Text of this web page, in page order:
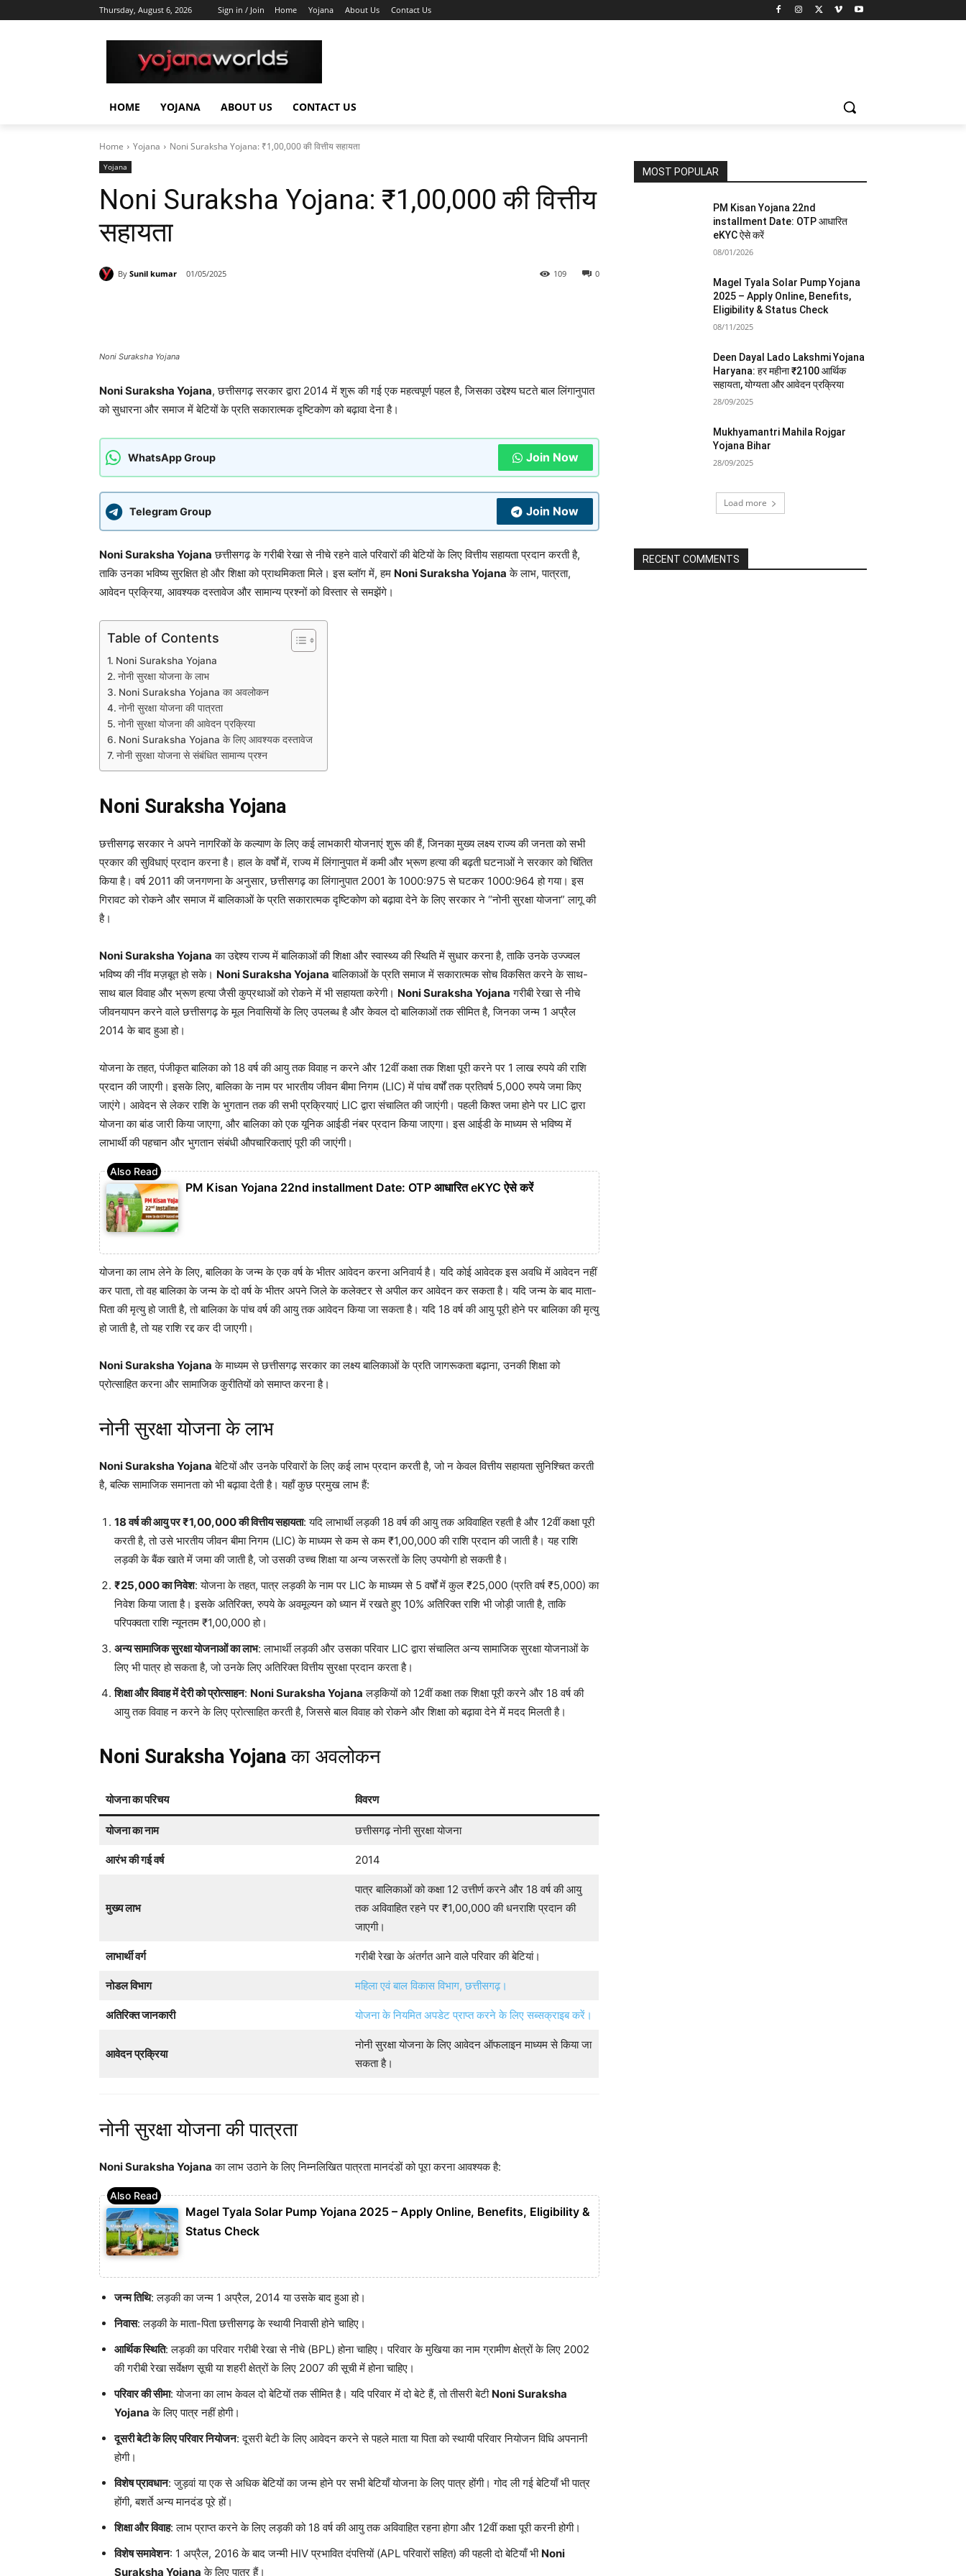
Thursday, August 6, 2026 Sign in / Join Home Yojana About Us Contact Us
HOME YOJANA ABOUT US CONTACT US
Home Yojana Noni Suraksha Yojana: ₹1,00,000 की वित्तीय सहायता
Yojana
Noni Suraksha Yojana: ₹1,00,000 की वित्तीय
सहायता
By Sunil kumar 01/05/2025 0
109
Noni Suraksha Yojana
Noni Suraksha Yojana, छत्तीसगढ़ सरकार द्वारा 2014 में शुरू की गई एक महत्वपूर्ण पहल है, जिसका उद्देश्य घटते बाल लिंगानुपात
को सुधारना और समाज में बेटियों के प्रति सकारात्मक दृष्टिकोण को बढ़ावा देना है।
WhatsApp Group Join Now
Telegram Group Join Now
Noni Suraksha Yojana छत्तीसगढ़ के गरीबी रेखा से नीचे रहने वाले परिवारों की बेटियों के लिए वित्तीय सहायता प्रदान करती है,
ताकि उनका भविष्य सुरक्षित हो और शिक्षा को प्राथमिकता मिले। इस ब्लॉग में, हम Noni Suraksha Yojana के लाभ, पात्रता,
आवेदन प्रक्रिया, आवश्यक दस्तावेज और सामान्य प्रश्नों को विस्तार से समझेंगे।
Table of Contents
Noni Suraksha Yojana
नोनी सुरक्षा योजना के लाभ
Noni Suraksha Yojana का अवलोकन
नोनी सुरक्षा योजना की पात्रता
नोनी सुरक्षा योजना की आवेदन प्रक्रिया
Noni Suraksha Yojana के लिए आवश्यक दस्तावेज
नोनी सुरक्षा योजना से संबंधित सामान्य प्रश्न
Noni Suraksha Yojana
छत्तीसगढ़ सरकार ने अपने नागरिकों के कल्याण के लिए कई लाभकारी योजनाएं शुरू की हैं, जिनका मुख्य लक्ष्य राज्य की जनता को सभी
प्रकार की सुविधाएं प्रदान करना है। हाल के वर्षों में, राज्य में लिंगानुपात में कमी और भ्रूण हत्या की बढ़ती घटनाओं ने सरकार को चिंतित
किया है। वर्ष 2011 की जनगणना के अनुसार, छत्तीसगढ़ का लिंगानुपात 2001 के 1000:975 से घटकर 1000:964 हो गया। इस
गिरावट को रोकने और समाज में बालिकाओं के प्रति सकारात्मक दृष्टिकोण को बढ़ावा देने के लिए सरकार ने “नोनी सुरक्षा योजना” लागू की
है।
Noni Suraksha Yojana का उद्देश्य राज्य में बालिकाओं की शिक्षा और स्वास्थ्य की स्थिति में सुधार करना है, ताकि उनके उज्ज्वल
भविष्य की नींव मज़बूत हो सके। Noni Suraksha Yojana बालिकाओं के प्रति समाज में सकारात्मक सोच विकसित करने के साथ-
साथ बाल विवाह और भ्रूण हत्या जैसी कुप्रथाओं को रोकने में भी सहायता करेगी। Noni Suraksha Yojana गरीबी रेखा से नीचे
जीवनयापन करने वाले छत्तीसगढ़ के मूल निवासियों के लिए उपलब्ध है और केवल दो बालिकाओं तक सीमित है, जिनका जन्म 1 अप्रैल
2014 के बाद हुआ हो।
योजना के तहत, पंजीकृत बालिका को 18 वर्ष की आयु तक विवाह न करने और 12वीं कक्षा तक शिक्षा पूरी करने पर 1 लाख रुपये की राशि
प्रदान की जाएगी। इसके लिए, बालिका के नाम पर भारतीय जीवन बीमा निगम (LIC) में पांच वर्षों तक प्रतिवर्ष 5,000 रुपये जमा किए
जाएंगे। आवेदन से लेकर राशि के भुगतान तक की सभी प्रक्रियाएं LIC द्वारा संचालित की जाएंगी। पहली किश्त जमा होने पर LIC द्वारा
योजना का बांड जारी किया जाएगा, और बालिका को एक यूनिक आईडी नंबर प्रदान किया जाएगा। इस आईडी के माध्यम से भविष्य में
लाभार्थी की पहचान और भुगतान संबंधी औपचारिकताएं पूरी की जाएंगी।
PM Kisan Yojana 22nd installment Date: OTP आधारित eKYC ऐसे करें
योजना का लाभ लेने के लिए, बालिका के जन्म के एक वर्ष के भीतर आवेदन करना अनिवार्य है। यदि कोई आवेदक इस अवधि में आवेदन नहीं
कर पाता, तो वह बालिका के जन्म के दो वर्ष के भीतर अपने जिले के कलेक्टर से अपील कर आवेदन कर सकता है। यदि जन्म के बाद माता-
पिता की मृत्यु हो जाती है, तो बालिका के पांच वर्ष की आयु तक आवेदन किया जा सकता है। यदि 18 वर्ष की आयु पूरी होने पर बालिका की मृत्यु
हो जाती है, तो यह राशि रद्द कर दी जाएगी।
Noni Suraksha Yojana के माध्यम से छत्तीसगढ़ सरकार का लक्ष्य बालिकाओं के प्रति जागरूकता बढ़ाना, उनकी शिक्षा को
प्रोत्साहित करना और सामाजिक कुरीतियों को समाप्त करना है।
नोनी सुरक्षा योजना के लाभ
Noni Suraksha Yojana बेटियों और उनके परिवारों के लिए कई लाभ प्रदान करती है, जो न केवल वित्तीय सहायता सुनिश्चित करती
है, बल्कि सामाजिक समानता को भी बढ़ावा देती है। यहाँ कुछ प्रमुख लाभ हैं:
18 वर्ष की आयु पर ₹1,00,000 की वित्तीय सहायता: यदि लाभार्थी लड़की 18 वर्ष की आयु तक अविवाहित रहती है और 12वीं कक्षा पूरी
करती है, तो उसे भारतीय जीवन बीमा निगम (LIC) के माध्यम से कम से कम ₹1,00,000 की राशि प्रदान की जाती है। यह राशि
लड़की के बैंक खाते में जमा की जाती है, जो उसकी उच्च शिक्षा या अन्य जरूरतों के लिए उपयोगी हो सकती है।
₹25,000 का निवेश: योजना के तहत, पात्र लड़की के नाम पर LIC के माध्यम से 5 वर्षों में कुल ₹25,000 (प्रति वर्ष ₹5,000) का
निवेश किया जाता है। इसके अतिरिक्त, रुपये के अवमूल्यन को ध्यान में रखते हुए 10% अतिरिक्त राशि भी जोड़ी जाती है, ताकि
परिपक्वता राशि न्यूनतम ₹1,00,000 हो।
अन्य सामाजिक सुरक्षा योजनाओं का लाभ: लाभार्थी लड़की और उसका परिवार LIC द्वारा संचालित अन्य सामाजिक सुरक्षा योजनाओं के
लिए भी पात्र हो सकता है, जो उनके लिए अतिरिक्त वित्तीय सुरक्षा प्रदान करता है।
शिक्षा और विवाह में देरी को प्रोत्साहन: Noni Suraksha Yojana लड़कियों को 12वीं कक्षा तक शिक्षा पूरी करने और 18 वर्ष की
आयु तक विवाह न करने के लिए प्रोत्साहित करती है, जिससे बाल विवाह को रोकने और शिक्षा को बढ़ावा देने में मदद मिलती है।
Noni Suraksha Yojanaका अवलोकन
योजना का परिचय विवरण
योजना का नाम छत्तीसगढ़ नोनी सुरक्षा योजना
आरंभ की गई वर्ष 2014
मुख्य लाभ
पात्र बालिकाओं को कक्षा 12 उत्तीर्ण करने और 18 वर्ष की आयु
तक अविवाहित रहने पर ₹1,00,000 की धनराशि प्रदान की
जाएगी।
लाभार्थी वर्ग गरीबी रेखा के अंतर्गत आने वाले परिवार की बेटियां।
नोडल विभाग महिला एवं बाल विकास विभाग, छत्तीसगढ़।
अतिरिक्त जानकारी योजना के नियमित अपडेट प्राप्त करने के लिए सब्सक्राइब करें।
आवेदन प्रक्रिया
नोनी सुरक्षा योजना के लिए आवेदन ऑफलाइन माध्यम से किया जा
सकता है।
नोनी सुरक्षा योजना की पात्रता
Noni Suraksha Yojana का लाभ उठाने के लिए निम्नलिखित पात्रता मानदंडों को पूरा करना आवश्यक है:
Magel Tyala Solar Pump Yojana 2025 – Apply Online, Benefits, Eligibility &
Status Check
जन्म तिथि: लड़की का जन्म 1 अप्रैल, 2014 या उसके बाद हुआ हो।
निवास: लड़की के माता-पिता छत्तीसगढ़ के स्थायी निवासी होने चाहिए।
आर्थिक स्थिति: लड़की का परिवार गरीबी रेखा से नीचे (BPL) होना चाहिए। परिवार के मुखिया का नाम ग्रामीण क्षेत्रों के लिए 2002
की गरीबी रेखा सर्वेक्षण सूची या शहरी क्षेत्रों के लिए 2007 की सूची में होना चाहिए।
परिवार की सीमा: योजना का लाभ केवल दो बेटियों तक सीमित है। यदि परिवार में दो बेटे हैं, तो तीसरी बेटी Noni Suraksha
Yojana के लिए पात्र नहीं होगी।
दूसरी बेटी के लिए परिवार नियोजन: दूसरी बेटी के लिए आवेदन करने से पहले माता या पिता को स्थायी परिवार नियोजन विधि अपनानी
होगी।
विशेष प्रावधान: जुड़वां या एक से अधिक बेटियों का जन्म होने पर सभी बेटियाँ योजना के लिए पात्र होंगी। गोद ली गई बेटियाँ भी पात्र
होंगी, बशर्ते अन्य मानदंड पूरे हों।
शिक्षा और विवाह: लाभ प्राप्त करने के लिए लड़की को 18 वर्ष की आयु तक अविवाहित रहना होगा और 12वीं कक्षा पूरी करनी होगी।
विशेष समावेशन: 1 अप्रैल, 2016 के बाद जन्मी HIV प्रभावित दंपत्तियों (APL परिवारों सहित) की पहली दो बेटियाँ भी Noni
Suraksha Yojana के लिए पात्र हैं।
MOST POPULAR
PM Kisan Yojana 22nd
installment Date: OTP आधारित
eKYC ऐसे करें
08/01/2026
Magel Tyala Solar Pump Yojana
2025 – Apply Online, Benefits,
Eligibility & Status Check
08/11/2025
Deen Dayal Lado Lakshmi Yojana
Haryana: हर महीना ₹2100 आर्थिक
सहायता, योग्यता और आवेदन प्रक्रिया
28/09/2025
Mukhyamantri Mahila Rojgar
Yojana Bihar
28/09/2025
Load more
RECENT COMMENTS